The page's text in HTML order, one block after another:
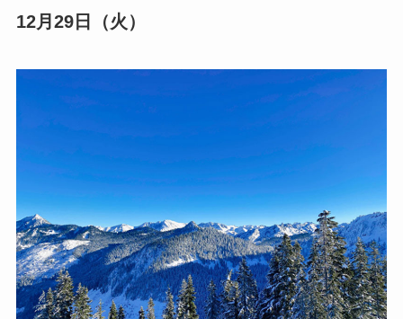
12月29日（火）